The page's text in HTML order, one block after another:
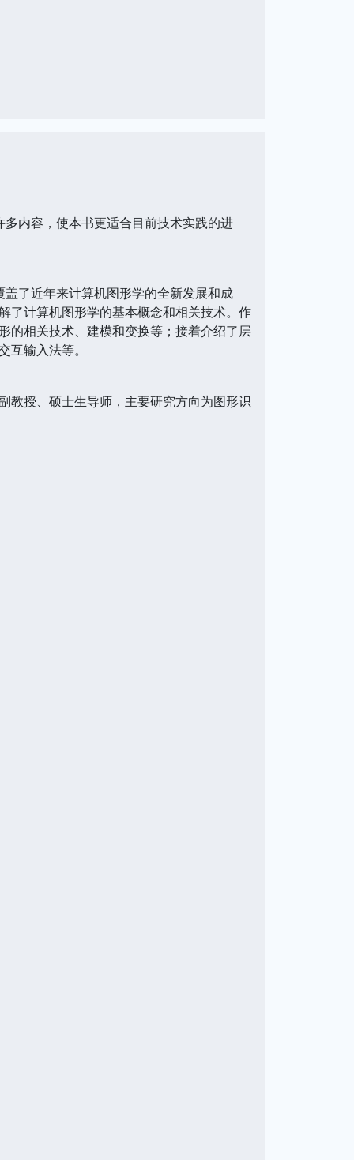
内容，使本书更适合目前技术实践的进
了近年来计算机图形学的全新发展和成
了计算机图形学的基本概念和相关技术。作
的相关技术、建模和变换等；接着介绍了层
输入法等。
教授、硕士生导师，主要研究方向为图形识